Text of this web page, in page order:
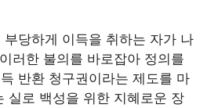
당하게 이득을 취하는 자가 나
러한 불의를 바로잡아 정의를
반환 청구권이라는 제도를 마
실로 백성을 위한 지혜로운 장